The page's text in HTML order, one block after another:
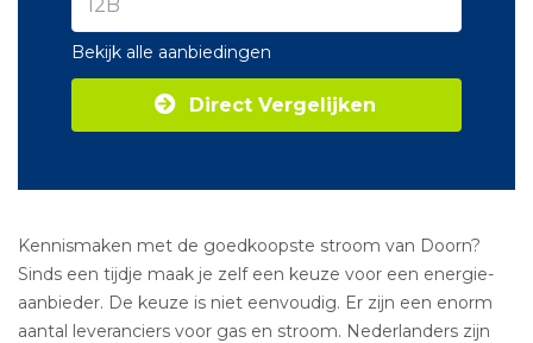
Bekijk alle aanbiedingen
Direct Vergelijken
Kennismaken met de goedkoopste stroom van Doorn?
Sinds een tijdje maak je zelf een keuze voor een energie-
aanbieder. De keuze is niet eenvoudig. Er zijn een enorm
aantal leveranciers voor gas en stroom. Nederlanders zijn